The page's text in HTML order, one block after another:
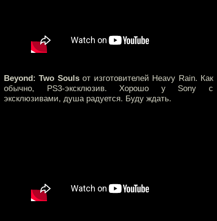
Beyond: Two Soulsот изготовителей Heavy Rain. Как
обычно, PS3-эксклюзив. Хорошо у Sony с
эксклюзивами, душа радуется. Буду ждать.